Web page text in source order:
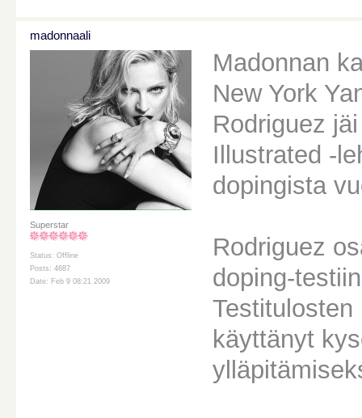
madonnaali
Superstar
Status: Offline
Posts: 4687
Date: Feb 9 08:21 2009
Madonnan
New York
Rodriguez
Illustrated -
dopingista
Rodriguez
doping-
käyttänyt